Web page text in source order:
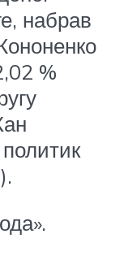
набрав
%